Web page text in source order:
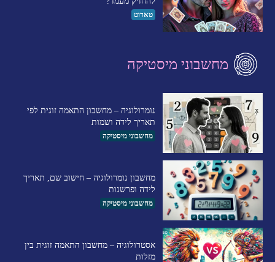
טארוט
מחשבוני מיסטיקה
נומרולוגיה – מחשבון התאמה זוגית לפי
תאריך לידה ושמות
מחשבוני מיסטיקה
מחשבון נומרולוגיה – חישוב שם, תאריך
לידה ופרשנות
מחשבוני מיסטיקה
אסטרולוגיה – מחשבון התאמה זוגית בין
מזלות